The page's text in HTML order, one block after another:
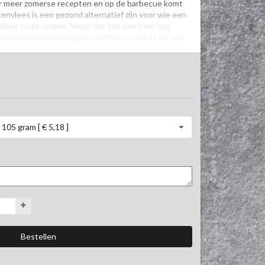
meer zomerse recepten en op de barbecue komt
is een gezond alternatief zijn voor wie een
moet volgen. Naast dat het een heel laag
ijzer, belangrijke eiwitten en is het rijk aan
graag. Bel tijdens openingstijden naar 077-
105 gram [ € 5,18 ]